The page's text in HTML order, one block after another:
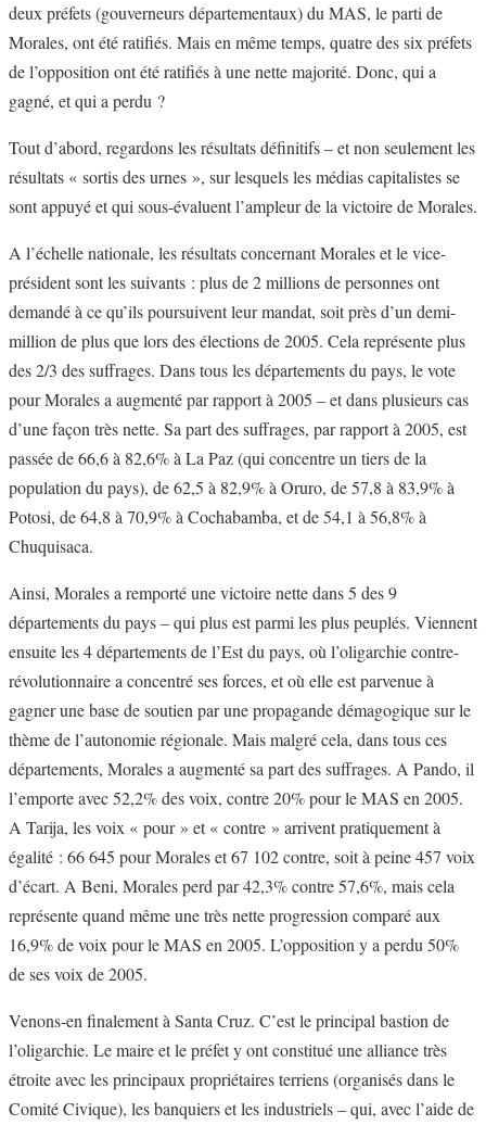
deux préfets (gouverneurs départementaux) du MAS, le parti de
Morales, ont été ratifiés. Mais en même temps, quatre des six préfets
de l’opposition ont été ratifiés à une nette majorité. Donc, qui a
gagné, et qui a perdu ?
Tout d’abord, regardons les résultats définitifs – et non seulement les
résultats « sortis des urnes », sur lesquels les médias capitalistes se
sont appuyé et qui sous-évaluent l’ampleur de la victoire de Morales.
A l’échelle nationale, les résultats concernant Morales et le vice-
président sont les suivants : plus de 2 millions de personnes ont
demandé à ce qu’ils poursuivent leur mandat, soit près d’un demi-
million de plus que lors des élections de 2005. Cela représente plus
des 2/3 des suffrages. Dans tous les départements du pays, le vote
pour Morales a augmenté par rapport à 2005 – et dans plusieurs cas
d’une façon très nette. Sa part des suffrages, par rapport à 2005, est
passée de 66,6 à 82,6% à La Paz (qui concentre un tiers de la
population du pays), de 62,5 à 82,9% à Oruro, de 57,8 à 83,9% à
Potosi, de 64,8 à 70,9% à Cochabamba, et de 54,1 à 56,8% à
Chuquisaca.
Ainsi, Morales a remporté une victoire nette dans 5 des 9
départements du pays – qui plus est parmi les plus peuplés. Viennent
ensuite les 4 départements de l’Est du pays, où l’oligarchie contre-
révolutionnaire a concentré ses forces, et où elle est parvenue à
gagner une base de soutien par une propagande démagogique sur le
thème de l’autonomie régionale. Mais malgré cela, dans tous ces
départements, Morales a augmenté sa part des suffrages. A Pando, il
l’emporte avec 52,2% des voix, contre 20% pour le MAS en 2005.
A Tarija, les voix « pour » et « contre » arrivent pratiquement à
égalité : 66 645 pour Morales et 67 102 contre, soit à peine 457 voix
d’écart. A Beni, Morales perd par 42,3% contre 57,6%, mais cela
représente quand même une très nette progression comparé aux
16,9% de voix pour le MAS en 2005. L’opposition y a perdu 50%
de ses voix de 2005.
Venons-en finalement à Santa Cruz. C’est le principal bastion de
l’oligarchie. Le maire et le préfet y ont constitué une alliance très
étroite avec les principaux propriétaires terriens (organisés dans le
Comité Civique), les banquiers et les industriels – qui, avec l’aide de